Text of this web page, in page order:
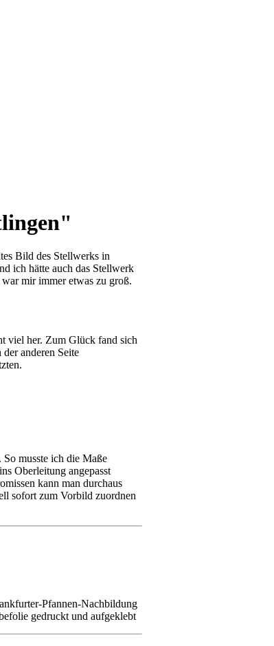
Bild des Stellwerks in
ich hätte auch das Stellwerk
mir immer etwas zu groß.
viel her. Zum Glück fand sich
anderen Seite
musste ich die Maße
Oberleitung angepasst
kann man durchaus
sofort zum Vorbild zuordnen
Pfannen-Nachbildung
gedruckt und aufgeklebt